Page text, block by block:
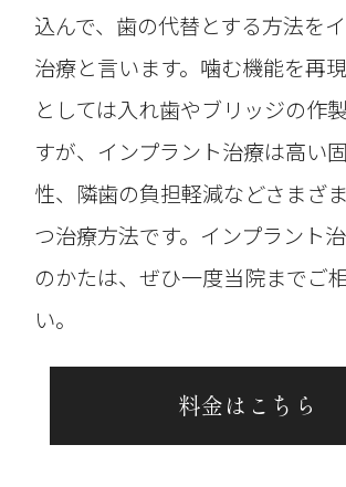
込んで、歯の代替とする方法を
治療と言います。噛む機能を再
としては入れ歯やブリッジの作
すが、インプラント治療は高い
性、隣歯の負担軽減などさまざ
つ治療方法です。インプラント
のかたは、ぜひ一度当院までご
い。
料金はこちら